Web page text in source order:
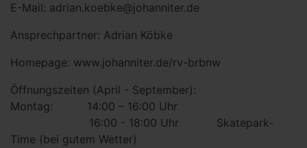
E-Mail: adrian.koebke@johanniter.de
Ansprechpartner: Adrian Köbke
Homepage: www.johanniter.de/rv-brbnw
Öffnungszeiten (April - September):
Montag: 14:00 – 16:00 Uhr
16:00 - 18:00 Uhr Skatepark-
Time (bei gutem Wetter)